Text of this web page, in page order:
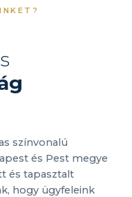
színvonalú
és Pest megye
és tapasztalt
hogy ügyfeleink